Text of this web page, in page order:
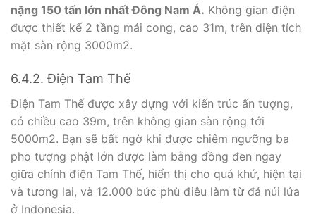
nặng 150 tấn lớn nhất Đông Nam Á. Không gian điện
được thiết kế 2 tầng mái cong, cao 31m, trên diện tích
mặt sàn rộng 3000m2.
6.4.2. Điện Tam Thế
Điện Tam Thế được xây dựng với kiến trúc ấn tượng,
có chiều cao 39m, trên không gian sàn rộng tới
5000m2. Bạn sẽ bất ngờ khi được chiêm ngưỡng ba
pho tượng phật lớn được làm bằng đồng đen ngay
giữa chính điện Tam Thế, hiển thị cho quá khứ, hiện tại
và tương lai, và 12.000 bức phù điêu làm từ đá núi lửa
ở Indonesia.